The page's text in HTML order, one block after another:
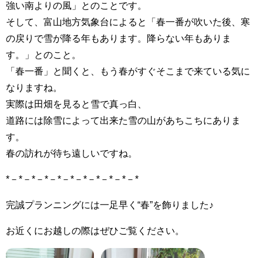
強い南よりの風」とのことです。
そして、富山地方気象台によると「春一番が吹いた後、寒
の戻りで雪が降る年もあります。降らない年もありま
す。」とのこと。
「春一番」と聞くと、もう春がすぐそこまで来ている気に
なりますね。
実際は田畑を見ると雪で真っ白、
道路には除雪によって出来た雪の山があちこちにありま
す。
春の訪れが待ち遠しいですね。
*－*－*－*－*－*－*－*－*－*－*
完誠プランニングには一足早く“春”を飾りました♪
お近くにお越しの際はぜひご覧ください。